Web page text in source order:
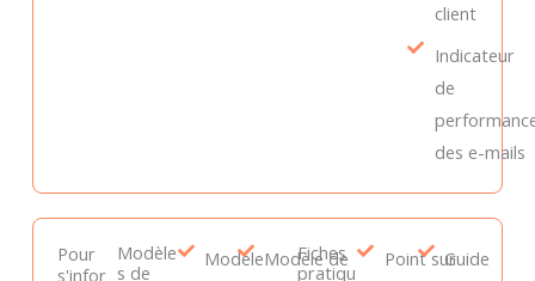
client
Indicateur
de
des e-mails
Pour
s'infor
Modèle
s de
ModèleModèle de
Fiches
pratiqu
Point surGuide